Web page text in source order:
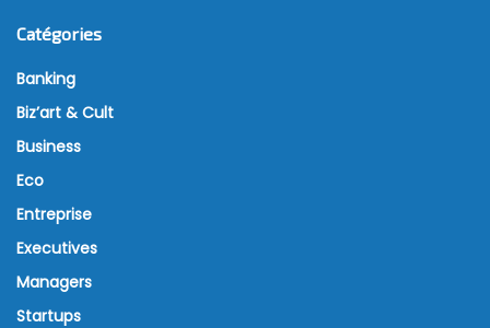
Catégories
Banking
Biz’art & Cult
Business
Eco
Entreprise
Executives
Managers
Startups